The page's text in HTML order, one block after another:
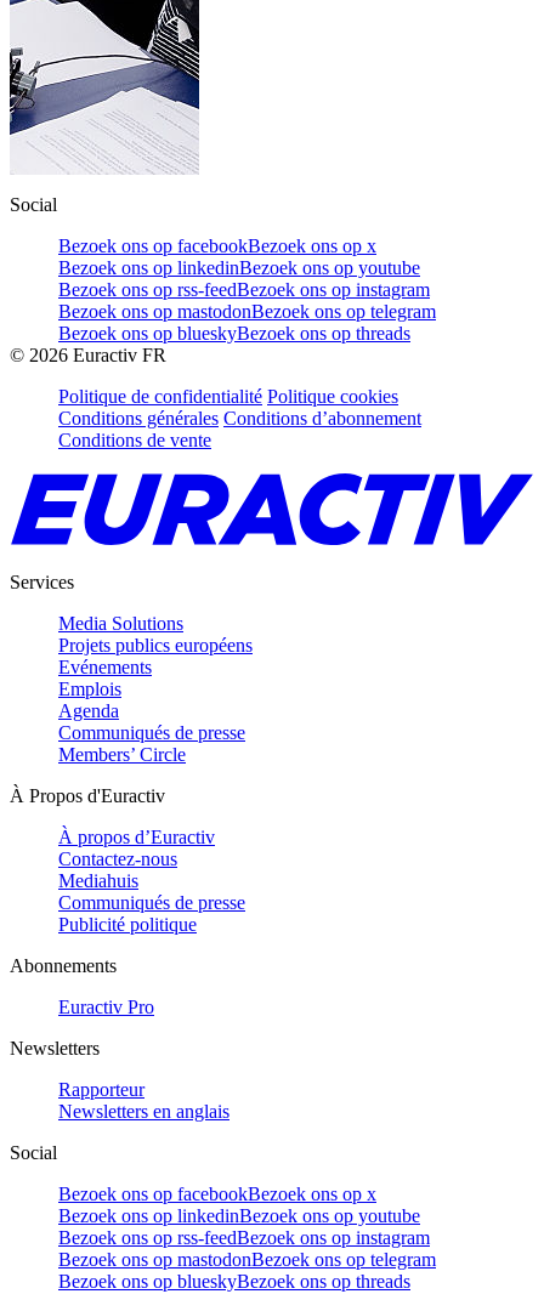
Social
Bezoek ons op facebookBezoek ons op x
Bezoek ons op linkedinBezoek ons op youtube
Bezoek ons op rss-feedBezoek ons op instagram
Bezoek ons op mastodonBezoek ons op telegram
Bezoek ons op blueskyBezoek ons op threads
© 2026 Euractiv FR
Politique de confidentialité Politique cookies
Conditions générales Conditions d’abonnement
Conditions de vente
Services
Media Solutions
Projets publics européens
Evénements
Emplois
Agenda
Communiqués de presse
Members’ Circle
À Propos d'Euractiv
À propos d’Euractiv
Contactez-nous
Mediahuis
Communiqués de presse
Publicité politique
Abonnements
Euractiv Pro
Newsletters
Rapporteur
Newsletters en anglais
Social
Bezoek ons op facebookBezoek ons op x
Bezoek ons op linkedinBezoek ons op youtube
Bezoek ons op rss-feedBezoek ons op instagram
Bezoek ons op mastodonBezoek ons op telegram
Bezoek ons op blueskyBezoek ons op threads